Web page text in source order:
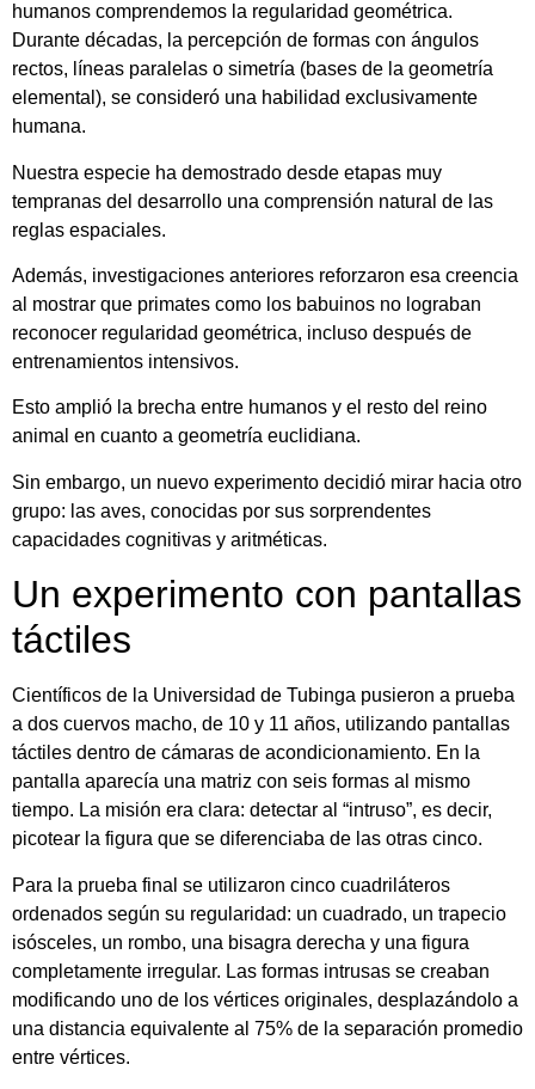
humanos comprendemos la regularidad geométrica.
Durante décadas, la percepción de formas con ángulos
rectos, líneas paralelas o simetría (bases de la geometría
elemental), se consideró una habilidad exclusivamente
humana.
Nuestra especie ha demostrado desde etapas muy
tempranas del desarrollo una comprensión natural de las
reglas espaciales.
Además, investigaciones anteriores reforzaron esa creencia
al mostrar que primates como los babuinos no lograban
reconocer regularidad geométrica, incluso después de
entrenamientos intensivos.
Esto amplió la brecha entre humanos y el resto del reino
animal en cuanto a geometría euclidiana.
Sin embargo, un nuevo experimento decidió mirar hacia otro
grupo: las aves, conocidas por sus sorprendentes
capacidades cognitivas y aritméticas.
Un experimento con pantallas
táctiles
Científicos de la Universidad de Tubinga pusieron a prueba
a dos cuervos macho, de 10 y 11 años, utilizando pantallas
táctiles dentro de cámaras de acondicionamiento. En la
pantalla aparecía una matriz con seis formas al mismo
tiempo. La misión era clara: detectar al “intruso”, es decir,
picotear la figura que se diferenciaba de las otras cinco.
Para la prueba final se utilizaron cinco cuadriláteros
ordenados según su regularidad: un cuadrado, un trapecio
isósceles, un rombo, una bisagra derecha y una figura
completamente irregular. Las formas intrusas se creaban
modificando uno de los vértices originales, desplazándolo a
una distancia equivalente al 75% de la separación promedio
entre vértices.